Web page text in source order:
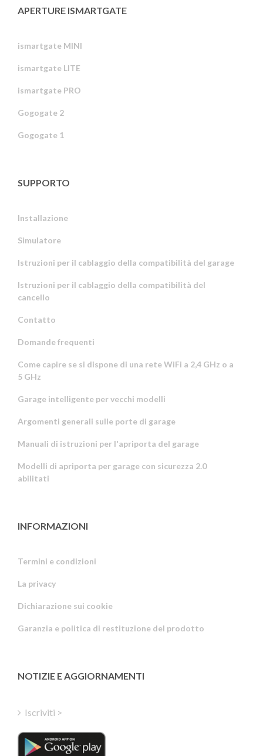
APERTURE ISMARTGATE
ismartgate MINI
ismartgate LITE
ismartgate PRO
Gogogate 2
Gogogate 1
SUPPORTO
Installazione
Simulatore
Istruzioni per il cablaggio della compatibilità del garage
Istruzioni per il cablaggio della compatibilità del
cancello
Contatto
Domande frequenti
Come capire se si dispone di una rete WiFi a 2,4 GHz o a
5 GHz
Garage intelligente per vecchi modelli
Argomenti generali sulle porte di garage
Manuali di istruzioni per l'apriporta del garage
Modelli di apriporta per garage con sicurezza 2.0
abilitati
INFORMAZIONI
Termini e condizioni
La privacy
Dichiarazione sui cookie
Garanzia e politica di restituzione del prodotto
NOTIZIE E AGGIORNAMENTI
Iscriviti >
Estonian